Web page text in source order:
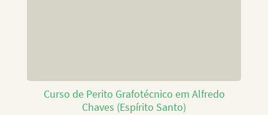
Curso de Perito Grafotécnico em Alfredo
Chaves (Espírito Santo)